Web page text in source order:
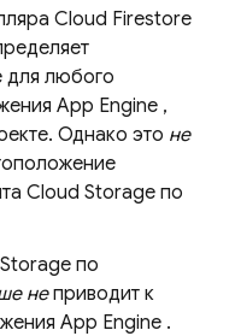
Cloud Firestore
для любого
App Engine ,
Однако это не
Cloud Storage по
по
неприводит к
App Engine .